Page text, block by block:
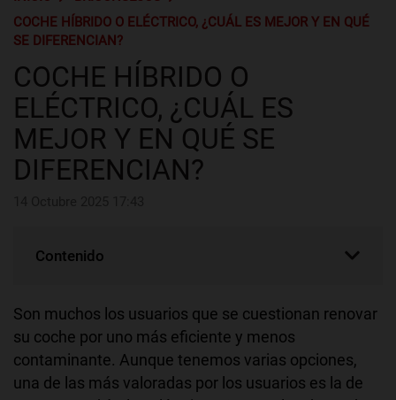
COCHE HÍBRIDO O ELÉCTRICO, ¿CUÁL ES MEJOR Y EN QUÉ
SE DIFERENCIAN?
COCHE HÍBRIDO O
ELÉCTRICO, ¿CUÁL ES
MEJOR Y EN QUÉ SE
DIFERENCIAN?
Contenido
Son muchos los usuarios que se cuestionan renovar
su coche por uno más eficiente y menos
contaminante. Aunque tenemos varias opciones,
una de las más valoradas por los usuarios es la de